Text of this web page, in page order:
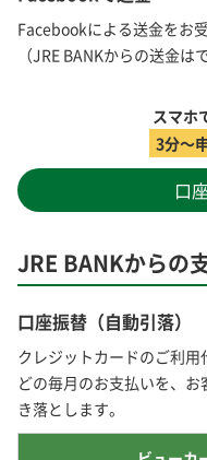
Facebookによる送金をお
（JRE BANKからの送金は
スマホ
3分～
口
JRE BANKからの
口座振替（自動引落）
クレジットカードのご利
どの毎月のお支払いを、
き落とします。